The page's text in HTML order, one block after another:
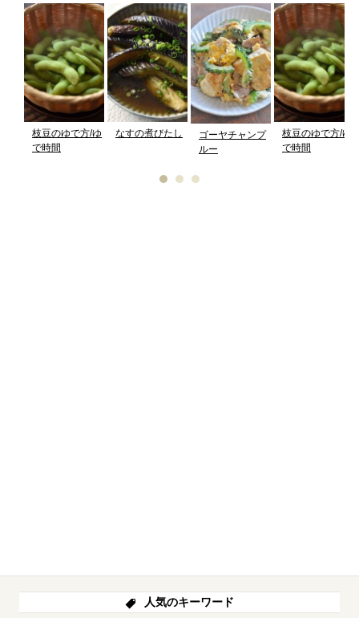
枝豆のゆで方/ゆ
で時間
なすの煮びたし
ゴーヤチャンプ
ルー
枝豆のゆで方/ゆ
で時間
人気のキーワード